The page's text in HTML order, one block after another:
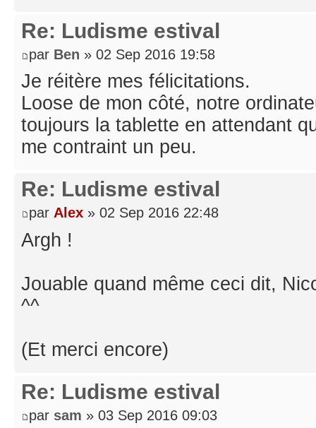
Re: Ludisme estival
par Ben » 02 Sep 2016 19:58
Je réitère mes félicitations.
Loose de mon côté, notre
toujours la tablette en attendant
me contraint un peu.
Re: Ludisme estival
par Alex » 02 Sep 2016 22:48
Argh !
Jouable quand même ceci dit,
^^
(Et merci encore)
Re: Ludisme estival
par sam » 03 Sep 2016 09:03